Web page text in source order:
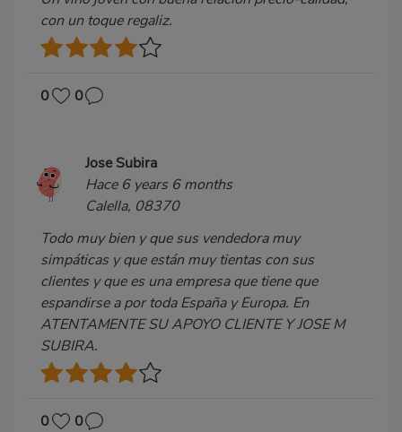
con un toque regaliz.
0 0
Jose Subira
Hace 6 years 6 months
Calella, 08370
Todo muy bien y que sus vendedora muy
simpáticas y que están muy tientas con sus
clientes y que es una empresa que tiene que
espandirse a por toda España y Europa. En
ATENTAMENTE SU APOYO CLIENTE Y JOSE M
SUBIRA.
0 0